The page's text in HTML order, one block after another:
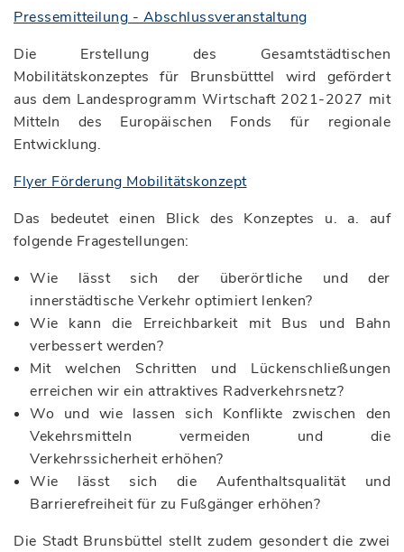
Pressemitteilung - Abschlussveranstaltung
Die Erstellung des Gesamtstädtischen
Mobilitätskonzeptes für Brunsbütttel wird gefördert
aus dem Landesprogramm Wirtschaft 2021-2027 mit
Mitteln des Europäischen Fonds für regionale
Entwicklung.
Flyer Förderung Mobilitätskonzept
Das bedeutet einen Blick des Konzeptes u. a. auf
folgende Fragestellungen:
Wie lässt sich der überörtliche und der
innerstädtische Verkehr optimiert lenken?
Wie kann die Erreichbarkeit mit Bus und Bahn
verbessert werden?
Mit welchen Schritten und Lückenschließungen
erreichen wir ein attraktives Radverkehrsnetz?
Wo und wie lassen sich Konflikte zwischen den
Vekehrsmitteln vermeiden und die
Verkehrssicherheit erhöhen?
Wie lässt sich die Aufenthaltsqualität und
Barrierefreiheit für zu Fußgänger erhöhen?
Die Stadt Brunsbüttel stellt zudem gesondert die zwei